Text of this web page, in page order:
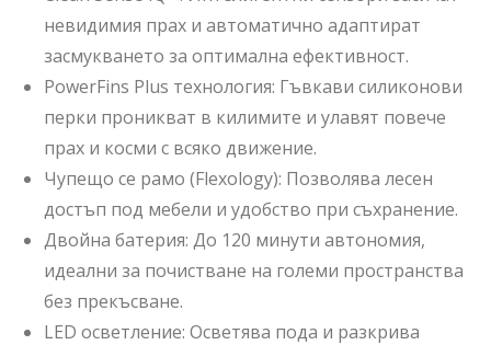
невидимия прах и автоматично адаптират
засмукването за оптимална ефективност.
PowerFins Plus технология: Гъвкави силиконови
перки проникват в килимите и улавят повече
прах и косми с всяко движение.
Чупещо се рамо (Flexology): Позволява лесен
достъп под мебели и удобство при съхранение.
Двойна батерия: До 120 минути автономия,
идеални за почистване на големи пространства
без прекъсване.
LED осветление: Осветява пода и разкрива